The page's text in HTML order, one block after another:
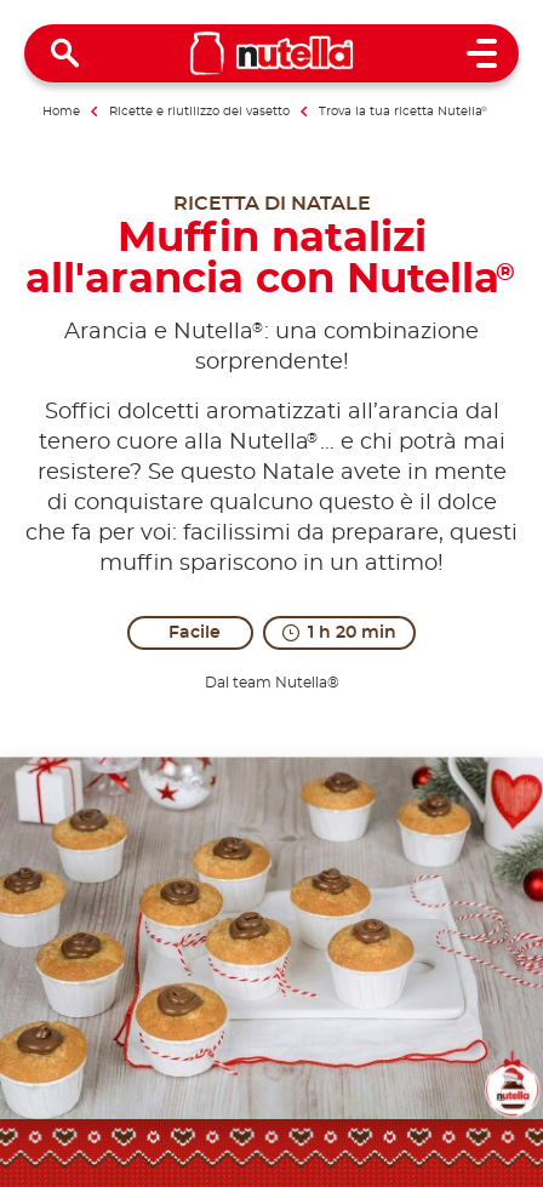
Open
Home Ricette e riutilizzo del vasetto Trova la tua ricetta Nutella®
RICETTA DI NATALE
Muffin natalizi
all'arancia con Nutella®
Arancia e Nutella®: una combinazione
sorprendente!
Soffici dolcetti aromatizzati all’arancia dal
tenero cuore alla Nutella® … e chi potrà mai
resistere? Se questo Natale avete in mente
di conquistare qualcuno questo è il dolce
che fa per voi: facilissimi da preparare, questi
muffin spariscono in un attimo!
Facile 1 h 20 min
Dal team Nutella®